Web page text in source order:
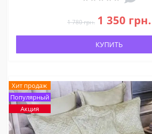
1 780 грн. 1 350 грн.
КУПИТЬ
Хит продаж
Популярный
Акция